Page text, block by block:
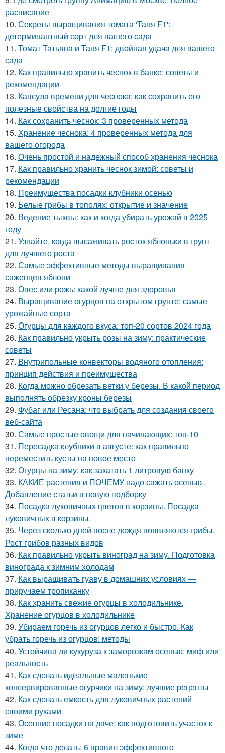
расписание
10. Секреты выращивания томата 'Таня F1':
детерминантный сорт для вашего сада
11. Томат Татьяна и Таня F1: двойная удача для вашего
сада
12. Как правильно хранить чеснок в банке: советы и
рекомендации
13. Капсула времени для чеснока: как сохранить его
полезные свойства на долгие годы
14. Как сохранить чеснок: 3 проверенных метода
15. Хранение чеснока: 4 проверенных метода для
вашего огорода
16. Очень простой и надежный способ хранения чеснока
17. Как правильно хранить чеснок зимой: советы и
рекомендации
18. Преимущества посадки клубники осенью
19. Белые грибы в тополях: открытие и значение
20. Ведение тыквы: как и когда убирать урожай в 2025
году
21. Узнайте, когда высаживать росток яблоньки в грунт
для лучшего роста
22. Самые эффективные методы выращивания
саженцев яблони
23. Овес или рожь: какой лучше для здоровья
24. Выращивание огурцов на открытом грунте: самые
урожайные сорта
25. Огурцы для каждого вкуса: топ-20 сортов 2024 года
26. Как правильно укрыть розы на зиму: практические
советы
27. Внутрипольные конвекторы водяного отопления:
принцип действия и преимущества
28. Когда можно обрезать ветки у березы. В какой период
выполнять обрезку кроны березы
29. Фубаг или Ресана: что выбрать для создания своего
веб-сайта
30. Самые простые овощи для начинающих: топ-10
31. Пересадка клубники в августе: как правильно
переместить кусты на новое место
32. Огурцы на зиму: как закатать 1 литровую банку
33. КАКИЕ растения и ПОЧЕМУ надо сажать осенью..
Добавление статьи в новую подборку
34. Посадка луковичных цветов в корзины. Посадка
луковичных в корзины.
35. Через сколько дней после дождя появляются грибы.
Рост грибов разных видов
36. Как правильно укрыть виноград на зиму. Подготовка
винограда к зимним холодам
37. Как выращивать гуаву в домашних условиях —
приручаем тропиканку
38. Как хранить свежие огурцы в холодильнике.
Хранение огурцов в холодильнике
39. Убираем горечь из огурцов легко и быстро. Как
убрать горечь из огурцов: методы
40. Устойчива ли кукуруза к заморозкам осенью: миф или
реальность
41. Как сделать идеальные маленькие
консервированные огурчики на зиму: лучшие рецепты
42. Как сделать емкость для луковичных растений
своими руками
43. Осенние посадки на даче: как подготовить участок к
зиме
44. Когда что делать: 6 правил эффективного